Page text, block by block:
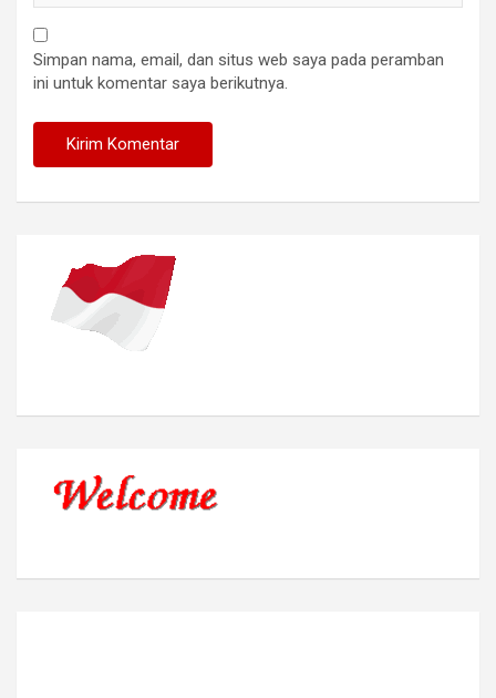
Simpan nama, email, dan situs web saya pada peramban
ini untuk komentar saya berikutnya.